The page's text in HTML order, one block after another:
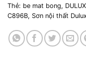
Thẻ: be mat bong,
C896B, Sơn nội thất